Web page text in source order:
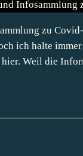
zu
ich halte
hier. Weil die